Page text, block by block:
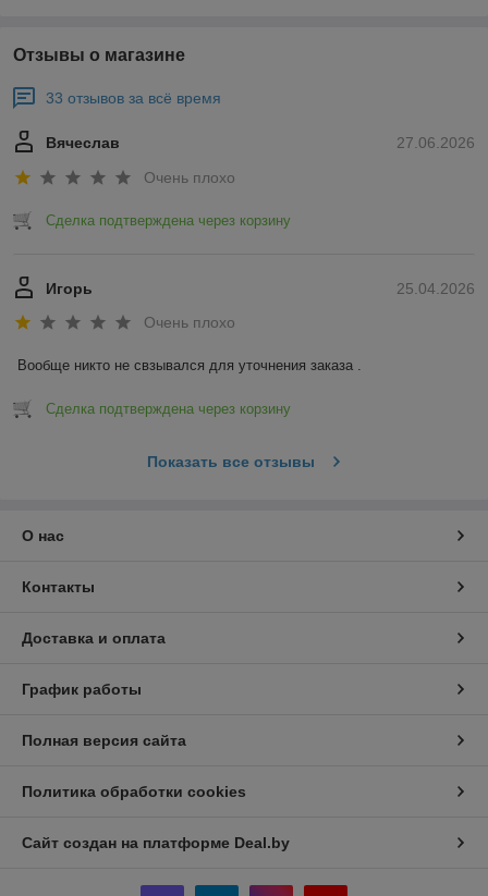
Отзывы о магазине
33 отзывов за всё время
27.06.2026
Вячеслав
Очень плохо
Сделка подтверждена через корзину
25.04.2026
Игорь
Очень плохо
Вообще никто не свзывался для уточнения заказа .
Сделка подтверждена через корзину
Показать все отзывы
О нас
Контакты
Доставка и оплата
График работы
Полная версия сайта
Политика обработки cookies
Сайт создан на платформе Deal.by